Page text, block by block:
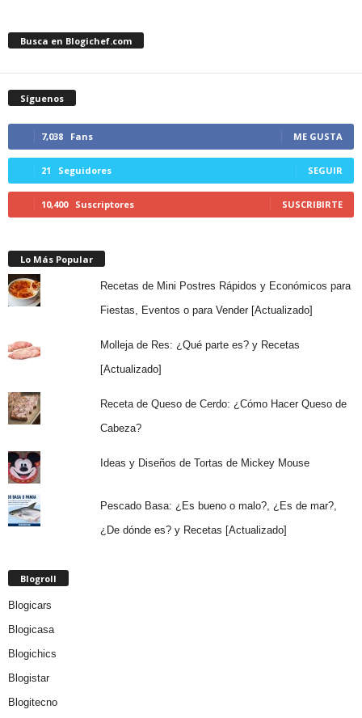
Busca en Blogichef.com
Síguenos
7,038 Fans ME GUSTA
21 Seguidores SEGUIR
10,400 Suscriptores SUSCRIBIRTE
Lo Más Popular
Recetas de Mini Postres Rápidos y Económicos para
Fiestas, Eventos o para Vender [Actualizado]
Molleja de Res: ¿Qué parte es? y Recetas
[Actualizado]
Receta de Queso de Cerdo: ¿Cómo Hacer Queso de
Cabeza?
Ideas y Diseños de Tortas de Mickey Mouse
Pescado Basa: ¿Es bueno o malo?, ¿Es de mar?,
¿De dónde es? y Recetas [Actualizado]
Blogroll
Blogicars
Blogicasa
Blogichics
Blogistar
Blogitecno